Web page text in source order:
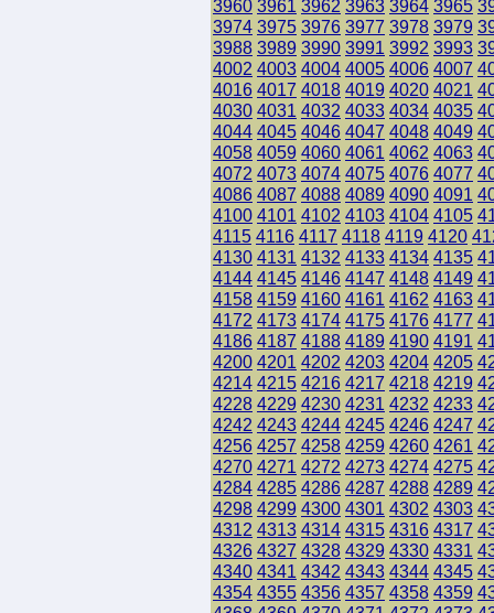
3960 3961 3962 3963 3964 3965
3974 3975 3976 3977 3978 3979
3988 3989 3990 3991 3992 3993
4002 4003 4004 4005 4006 4007
4016 4017 4018 4019 4020 4021
4030 4031 4032 4033 4034 4035
4044 4045 4046 4047 4048 4049
4058 4059 4060 4061 4062 4063
4072 4073 4074 4075 4076 4077
4086 4087 4088 4089 4090 4091
4100 4101 4102 4103 4104 4105
4115 4116 4117 4118 4119 4120
4130 4131 4132 4133 4134 4135
4144 4145 4146 4147 4148 4149
4158 4159 4160 4161 4162 4163
4172 4173 4174 4175 4176 4177
4186 4187 4188 4189 4190 4191
4200 4201 4202 4203 4204 4205
4214 4215 4216 4217 4218 4219
4228 4229 4230 4231 4232 4233
4242 4243 4244 4245 4246 4247
4256 4257 4258 4259 4260 4261
4270 4271 4272 4273 4274 4275
4284 4285 4286 4287 4288 4289
4298 4299 4300 4301 4302 4303
4312 4313 4314 4315 4316 4317
4326 4327 4328 4329 4330 4331
4340 4341 4342 4343 4344 4345
4354 4355 4356 4357 4358 4359